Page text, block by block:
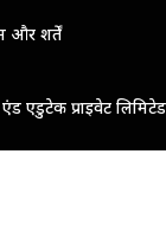
और शर्तें
एडुटेक प्राइवेट लिमिटेड